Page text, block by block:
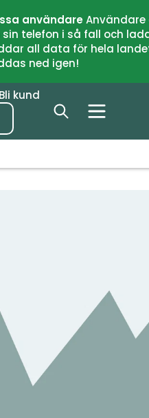
användare
telefon i så fall och
all data för hela
ned igen!
Bli kund